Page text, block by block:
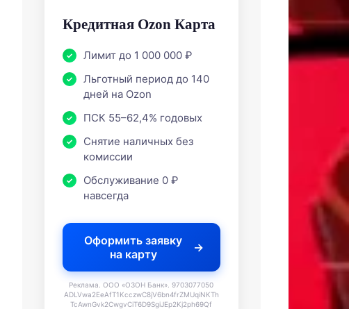
Кредитная Ozon Карта
Лимит до 1 000 000 ₽
Льготный период до 140
дней на Ozon
ПСК 55–62,4% годовых
Снятие наличных без
комиссии
Обслуживание 0 ₽
навсегда
Оформить заявку
на карту
Реклама. ООО «ОЗОН Банк». 9703077050
ADLVwa2EeAfT1KcczwC8jV6bn4frZMUqiNKTh
TcAwnGvk2CwgvCiT6D9SgiJEp2Kj2ph69Qf